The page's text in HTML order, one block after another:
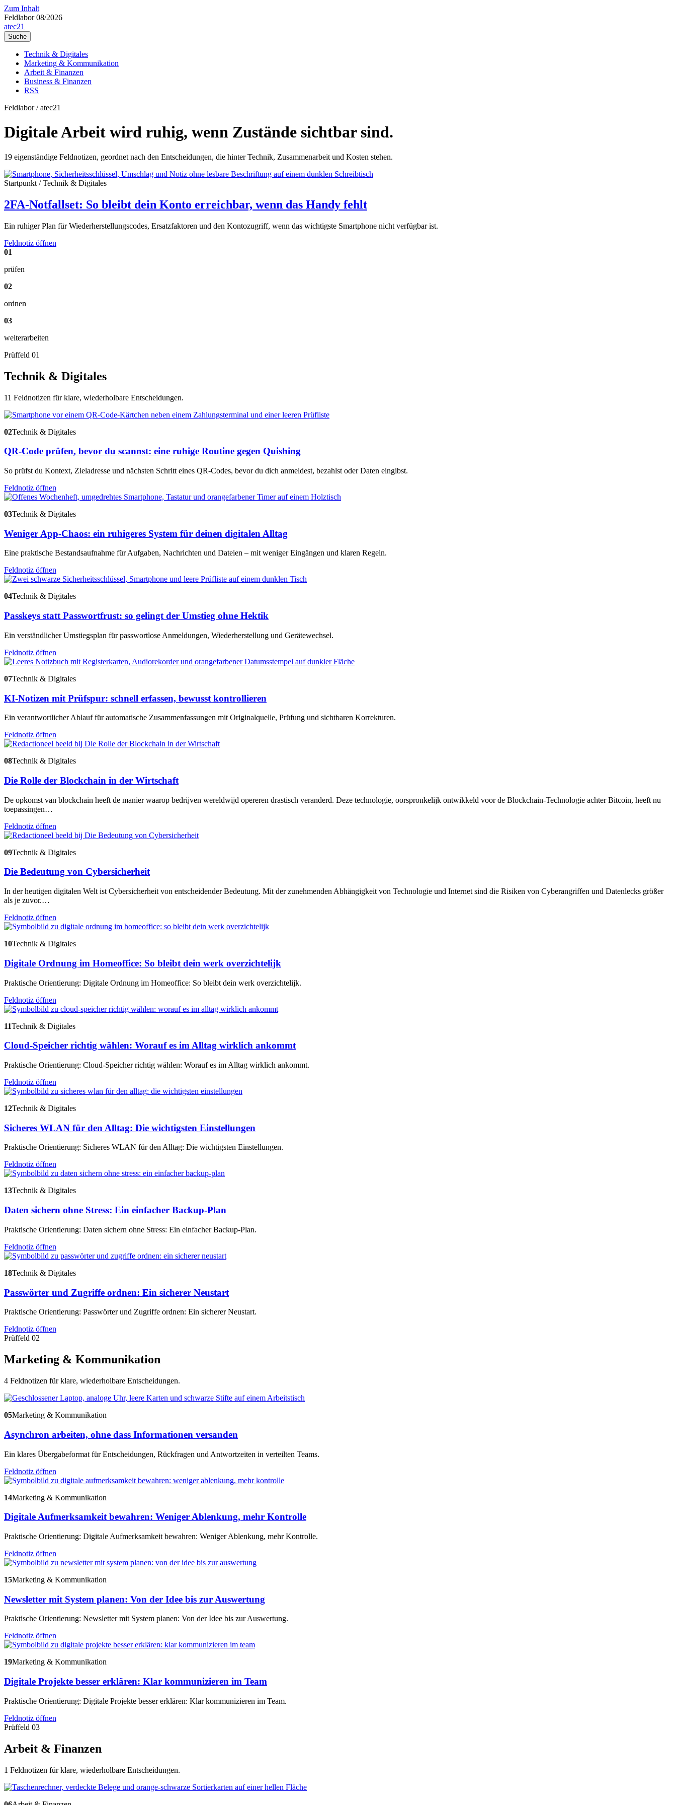
Zum Inhalt
Feldlabor 08/2026
atec21
Suche
Technik & Digitales
Marketing & Kommunikation
Arbeit & Finanzen
Business & Finanzen
RSS
Feldlabor / atec21
Digitale Arbeit wird ruhig, wenn Zustände sichtbar sind.
19 eigenständige Feldnotizen, geordnet nach den Entscheidungen, die hinter Technik, Zusammenarbeit und Kosten stehen.
Startpunkt / Technik & Digitales
2FA-Notfallset: So bleibt dein Konto erreichbar, wenn das Handy fehlt
Ein ruhiger Plan für Wiederherstellungscodes, Ersatzfaktoren und den Kontozugriff, wenn das wichtigste Smartphone nicht verfügbar ist.
Feldnotiz öffnen
01
prüfen
02
ordnen
03
weiterarbeiten
Prüffeld 01
Technik & Digitales
11 Feldnotizen für klare, wiederholbare Entscheidungen.
02Technik & Digitales
QR-Code prüfen, bevor du scannst: eine ruhige Routine gegen Quishing
So prüfst du Kontext, Zieladresse und nächsten Schritt eines QR-Codes, bevor du dich anmeldest, bezahlst oder Daten eingibst.
Feldnotiz öffnen
03Technik & Digitales
Weniger App-Chaos: ein ruhigeres System für deinen digitalen Alltag
Eine praktische Bestandsaufnahme für Aufgaben, Nachrichten und Dateien – mit weniger Eingängen und klaren Regeln.
Feldnotiz öffnen
04Technik & Digitales
Passkeys statt Passwortfrust: so gelingt der Umstieg ohne Hektik
Ein verständlicher Umstiegsplan für passwortlose Anmeldungen, Wiederherstellung und Gerätewechsel.
Feldnotiz öffnen
07Technik & Digitales
KI-Notizen mit Prüfspur: schnell erfassen, bewusst kontrollieren
Ein verantwortlicher Ablauf für automatische Zusammenfassungen mit Originalquelle, Prüfung und sichtbaren Korrekturen.
Feldnotiz öffnen
08Technik & Digitales
Die Rolle der Blockchain in der Wirtschaft
De opkomst van blockchain heeft de manier waarop bedrijven wereldwijd opereren drastisch veranderd. Deze technologie, oorspronkelijk ontwikkeld voor de Blockchain-Technologie achter Bitcoin, heeft nu
toepassingen…
Feldnotiz öffnen
09Technik & Digitales
Die Bedeutung von Cybersicherheit
In der heutigen digitalen Welt ist Cybersicherheit von entscheidender Bedeutung. Mit der zunehmenden Abhängigkeit von Technologie und Internet sind die Risiken von Cyberangriffen und Datenlecks größer
als je zuvor.…
Feldnotiz öffnen
10Technik & Digitales
Digitale Ordnung im Homeoffice: So bleibt dein werk overzichtelijk
Praktische Orientierung: Digitale Ordnung im Homeoffice: So bleibt dein werk overzichtelijk.
Feldnotiz öffnen
11Technik & Digitales
Cloud-Speicher richtig wählen: Worauf es im Alltag wirklich ankommt
Praktische Orientierung: Cloud-Speicher richtig wählen: Worauf es im Alltag wirklich ankommt.
Feldnotiz öffnen
12Technik & Digitales
Sicheres WLAN für den Alltag: Die wichtigsten Einstellungen
Praktische Orientierung: Sicheres WLAN für den Alltag: Die wichtigsten Einstellungen.
Feldnotiz öffnen
13Technik & Digitales
Daten sichern ohne Stress: Ein einfacher Backup-Plan
Praktische Orientierung: Daten sichern ohne Stress: Ein einfacher Backup-Plan.
Feldnotiz öffnen
18Technik & Digitales
Passwörter und Zugriffe ordnen: Ein sicherer Neustart
Praktische Orientierung: Passwörter und Zugriffe ordnen: Ein sicherer Neustart.
Feldnotiz öffnen
Prüffeld 02
Marketing & Kommunikation
4 Feldnotizen für klare, wiederholbare Entscheidungen.
05Marketing & Kommunikation
Asynchron arbeiten, ohne dass Informationen versanden
Ein klares Übergabeformat für Entscheidungen, Rückfragen und Antwortzeiten in verteilten Teams.
Feldnotiz öffnen
14Marketing & Kommunikation
Digitale Aufmerksamkeit bewahren: Weniger Ablenkung, mehr Kontrolle
Praktische Orientierung: Digitale Aufmerksamkeit bewahren: Weniger Ablenkung, mehr Kontrolle.
Feldnotiz öffnen
15Marketing & Kommunikation
Newsletter mit System planen: Von der Idee bis zur Auswertung
Praktische Orientierung: Newsletter mit System planen: Von der Idee bis zur Auswertung.
Feldnotiz öffnen
19Marketing & Kommunikation
Digitale Projekte besser erklären: Klar kommunizieren im Team
Praktische Orientierung: Digitale Projekte besser erklären: Klar kommunizieren im Team.
Feldnotiz öffnen
Prüffeld 03
Arbeit & Finanzen
1 Feldnotizen für klare, wiederholbare Entscheidungen.